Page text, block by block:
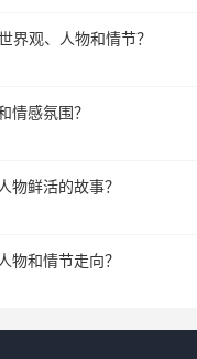
界观、人物和情节？
情感氛围？
物鲜活的故事？
物和情节走向？